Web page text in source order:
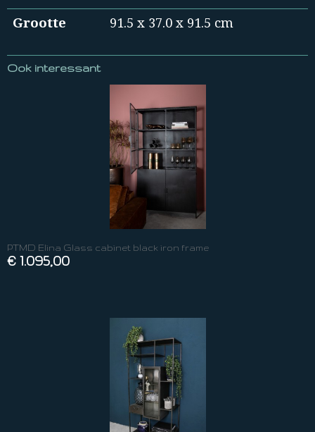
Grootte 91.5 x 37.0 x 91.5 cm
Ook interessant
PTMD Elina Glass cabinet black iron frame
€ 1.095,00